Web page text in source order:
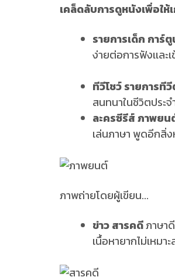
เคล็ดลับการดูหนังเพื่อใ
รายการเด็ก การ์
ง่ายต่อการฟังเเละเ
ทีวีโชว์ รายการที
สนทนาในชีวิตประจ
ละครซีรีส์ ภาพยน
เล่นภาษา พูดอีกสิ่
ภาพถ่ายโดยผู้เขียน...
ข่าว สารคดีภาษา
เนื้อหายากไม่เหม